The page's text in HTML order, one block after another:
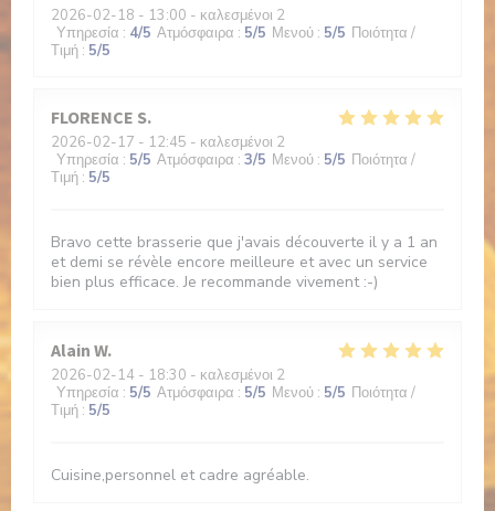
2026-02-18 - 13:00 - καλεσμένοι 2
Υπηρεσία : 4/5 Ατμόσφαιρα : 5/5 Μενού : 5/5 Ποιότητα /
Τιμή : 5/5
FLORENCE S
2026-02-17 - 12:45 - καλεσμένοι 2
Υπηρεσία : 5/5 Ατμόσφαιρα : 3/5 Μενού : 5/5 Ποιότητα /
Τιμή : 5/5
Bravo cette brasserie que j'avais découverte il y a 1 an
et demi se révèle encore meilleure et avec un service
bien plus efficace. Je recommande vivement :-)
Alain W
2026-02-14 - 18:30 - καλεσμένοι 2
Υπηρεσία : 5/5 Ατμόσφαιρα : 5/5 Μενού : 5/5 Ποιότητα /
Τιμή : 5/5
Cuisine,personnel et cadre agréable.